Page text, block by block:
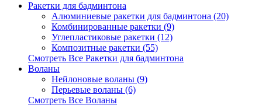
Ракетки для бадминтона
Алюминиевые ракетки для бадминтона (20)
Комбинированные ракетки (9)
Углепластиковые ракетки (12)
Композитные ракетки (55)
Смотреть Все Ракетки для бадминтона
Воланы
Нейлоновые воланы (9)
Перьевые воланы (6)
Смотреть Все Воланы